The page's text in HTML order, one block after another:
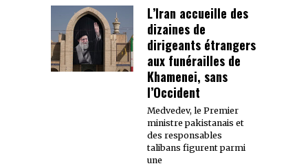
L’Iran accueille des
dizaines de
dirigeants étrangers
aux funérailles de
Khamenei, sans
l’Occident
Medvedev, le Premier
ministre pakistanais et
des responsables
talibans figurent parmi
une